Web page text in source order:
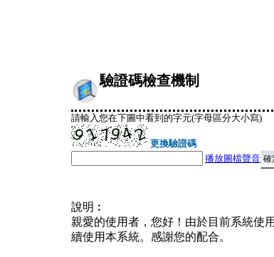
驗證碼檢查機制
請輸入您在下圖中看到的字元(字母區分大小寫)
更換驗證碼
播放圖檔聲音
說明︰
親愛的使用者，您好！由於目前系統使
續使用本系統。感謝您的配合。